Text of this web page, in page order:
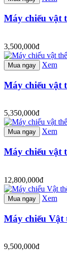
Máy chiếu vật
3,500,000đ
Mua ngay Xem
Máy chiếu vật
5,350,000đ
Mua ngay Xem
Máy chiếu vật
12,800,000đ
Mua ngay Xem
Máy chiếu Vật
9,500,000đ